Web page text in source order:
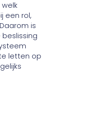
een rol,
is
letten op